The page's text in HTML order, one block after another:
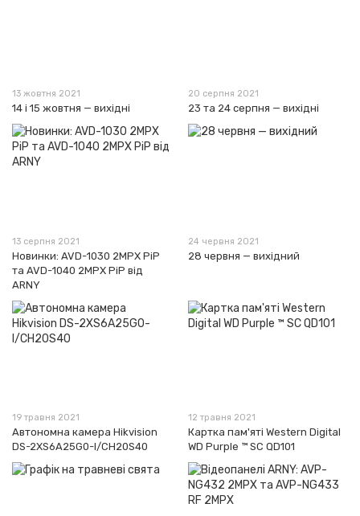
13 жовтня 2021
14 і 15 жовтня — вихідні
20 серпня 2021
23 та 24 серпня — вихідні
13 серпня 2021
Новинки: AVD-1030 2MPX PiP
та AVD-1040 2MPX PiP від
ARNY
24 червня 2021
28 червня — вихідний
19 травня 2021
Автономна камера Hikvision
DS-2XS6A25G0-I/CH20S40
12 травня 2021
Картка пам'яті Western Digital
WD Purple ™ SC QD101